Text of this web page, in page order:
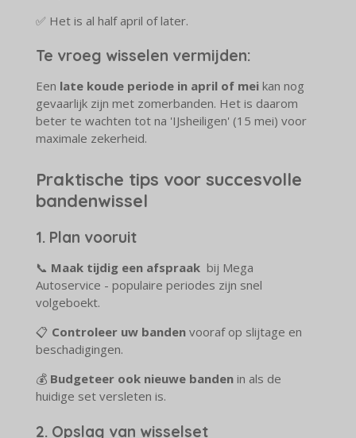
✅ Het is al half april of later.
Te vroeg wisselen vermijden:
Een late koude periode in april of meikan nog
gevaarlijk zijn met zomerbanden. Het is daarom
beter te wachten tot na 'IJsheiligen' (15 mei) voor
maximale zekerheid.
Praktische tips voor succesvolle
bandenwissel
1. Plan vooruit
📞 Maak tijdig een afspraakbij Mega
Autoservice - populaire periodes zijn snel
volgeboekt.
📋 Controleer uw bandenvooraf op slijtage en
beschadigingen.
💰 Budgeteer ook nieuwe bandenin als de
huidige set versleten is.
2. Opslag van wisselset